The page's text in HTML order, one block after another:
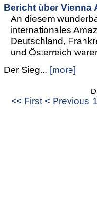
Bericht über Vienna
An diesem
internationales
Deutschland,
und Österreich
Der Sieg... [more]
<< First < Previous